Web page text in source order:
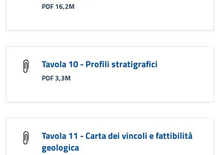
PDF 16,2M
Tavola 10 - Profili stratigrafici
PDF 3,3M
Tavola 11 - Carta dei vincoli e fattibilità
geologica